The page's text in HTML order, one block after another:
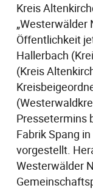
Kreis
„Westerwälder
Öffentlichkeit
Hallerbach
(Kreis
Pressetermins
Fabrik Spang
vorgestellt.
Westerwälder